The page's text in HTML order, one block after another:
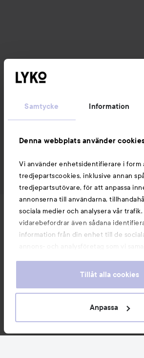
Samtycke Information
Denna webbplats använder
Vi använder enhetsidentifierare i form
tredjepartscookies, inklusive annan
tredjepartsutövare, för att anpassa
annonserna till användarna,
sociala medier och analysera vår trafik.
vidarebefordrar även sådana
information från din enhet till de
annons- och analysföretag som vi
information som du har tillhandahållit
våra cookies vid fortsatt användande
För information om hur du kan ändra
Tillåt alla cookies
Anpassa
Nyheter och erbjudanden